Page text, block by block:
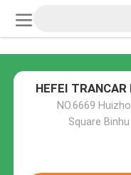
HEFEI TRANCAR
NO.6669
Square